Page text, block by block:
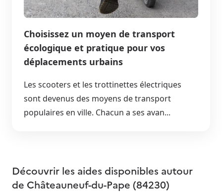
Choisissez un moyen de transport
écologique et pratique pour vos
déplacements urbains
Les scooters et les trottinettes électriques
sont devenus des moyens de transport
populaires en ville. Chacun a ses avan...
Découvrir les aides disponibles autour
de Châteauneuf-du-Pape (84230)